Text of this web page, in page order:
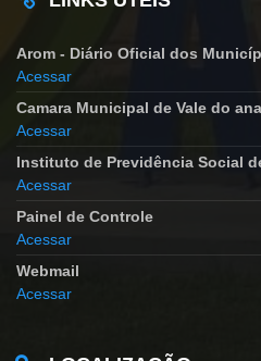
Arom - Diário Oficial dos
Acessar
Camara Municipal de Vale do
Acessar
Instituto de Previdência Social
Acessar
Painel de Controle
Acessar
Webmail
Acessar